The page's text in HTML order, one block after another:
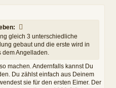
gleich 3 unterschiedliche
gebaut und die erste wird in
dem Angelladen.
machen. Andernfalls kannst Du
Du zählst einfach aus Deinem
sie für den ersten Eimer. Der